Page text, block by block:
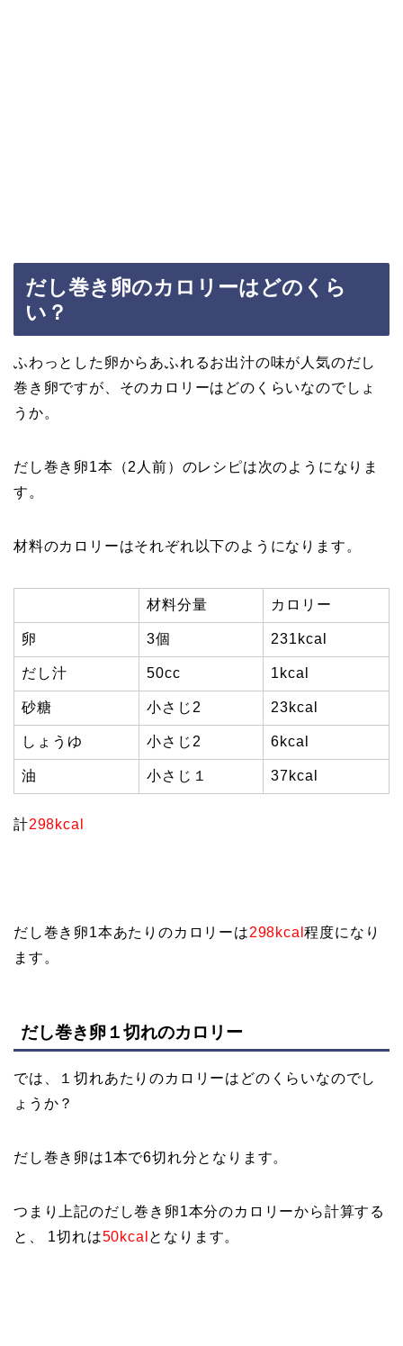
だし巻き卵のカロリーはどのくら
い？
ふわっとした卵からあふれるお出汁の味が人気のだし
巻き卵ですが、そのカロリーはどのくらいなのでしょ
うか。
だし巻き卵1本（2人前）のレシピは次のようになりま
す。
材料のカロリーはそれぞれ以下のようになります。
材料分量 カロリー
卵 3個 231kcal
だし汁 50cc 1kcal
砂糖 小さじ2 23kcal
しょうゆ 小さじ2 6kcal
油 小さじ１ 37kcal
計298kcal
だし巻き卵1本あたりのカロリーは298kcal程度になり
ます。
だし巻き卵１切れのカロリー
では、１切れあたりのカロリーはどのくらいなのでし
ょうか？
だし巻き卵は1本で6切れ分となります。
つまり上記のだし巻き卵1本分のカロリーから計算する
と、 1切れは50kcal となります。